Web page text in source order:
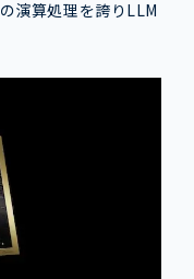
演算処理を誇りLLM